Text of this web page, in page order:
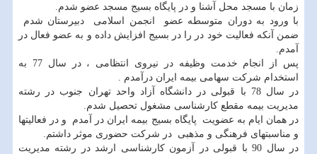
زمان با مسجد محل آشنا و در پایگاه بسیج مسجد عضو شدم.
با ورود به دوران متوسطه عضو انجمن اسلامی دبیرستان شدم
ضمن آنکه فعالیت خود در را در بسیج افزایش داده و به عضو فعال در
آمدم.
پس از انجام خدمت وظیفه در نیروی انتظامی ، در سال 77 به
استخدام شرکت سهامی بیمه ایران درآمدم .
در سال 78 با قبولی در دانشگاه آزاد واحد تهران جنوب در رشته
مدیریت بیمه مقطع کارشناسی مشغول تحصیل شدم.
در همان ایام به عضویت پایگاه بسیج بیمه ایران در آمدم و در فعالیتها
و مناسبتهای فرهنگی و مذهبی در شرکت حضوری موثر داشتم.
در سال 90 با قبولی در آزمون کارشناسی ارشد در رشته مدیریت